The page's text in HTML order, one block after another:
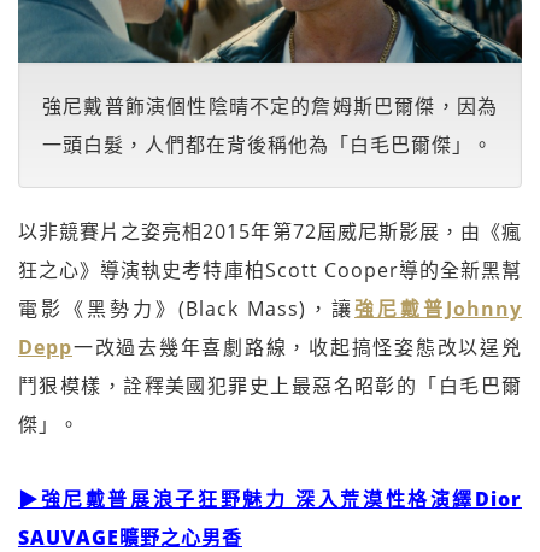
強尼戴普飾演個性陰晴不定的詹姆斯巴爾傑，因為
一頭白髮，人們都在背後稱他為「白毛巴爾傑」。
以非競賽片之姿亮相2015年第72屆威尼斯影展，由《瘋
狂之心》導演執史考特庫柏Scott Cooper導的全新黑幫
電影《黑勢力》(Black Mass)，讓強尼戴普Johnny
Depp一改過去幾年喜劇路線，收起搞怪姿態改以逞兇
鬥狠模樣，詮釋美國犯罪史上最惡名昭彰的「白毛巴爾
傑」。
▶強尼戴普展浪子狂野魅力 深入荒漠性格演繹Dior
SAUVAGE曠野之心男香